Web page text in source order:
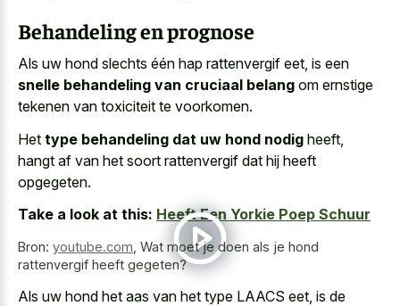
Behandeling en prognose
Als uw hond slechts één hap rattenvergif eet, is een
snelle behandeling van cruciaal belang om ernstige
tekenen van toxiciteit te voorkomen.
Het type behandeling dat uw hond nodig heeft,
hangt af van het soort rattenvergif dat hij heeft
opgegeten.
Take a look at this: Heeft Een Yorkie Poep Schuur
Bron: youtube.com Wat moet je doen als je hond
rattenvergif heeft gegeten?
Als uw hond het aas van het type LAACS eet, is de